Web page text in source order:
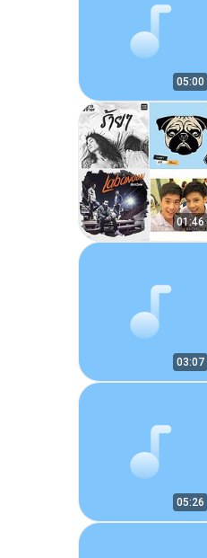
05:00
01:46
03:07
05:26